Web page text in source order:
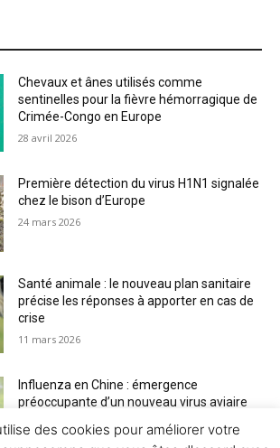
Chevaux et ânes utilisés comme
sentinelles pour la fièvre hémorragique de
Crimée-Congo en Europe
28 avril 2026
Première détection du virus H1N1 signalée
chez le bison d’Europe
24 mars 2026
Santé animale : le nouveau plan sanitaire
précise les réponses à apporter en cas de
crise
11 mars 2026
Influenza en Chine : émergence
préoccupante d’un nouveau virus aviaire
des cookies pour améliorer votre